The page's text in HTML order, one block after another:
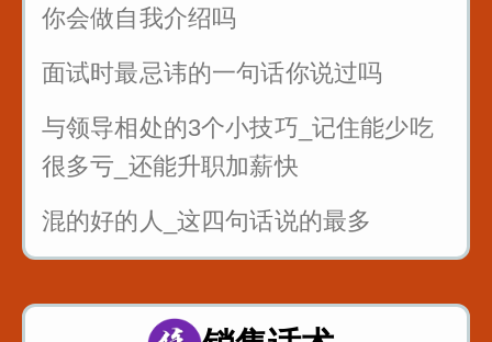
你会做自我介绍吗
面试时最忌讳的一句话你说过吗
与领导相处的3个小技巧_记住能少吃
很多亏_还能升职加薪快
混的好的人_这四句话说的最多
答提高通过率